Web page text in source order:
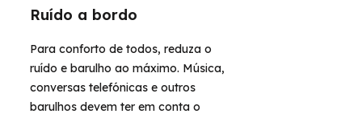
Ruído a bordo
Para conforto de todos, reduza o
ruído e barulho ao máximo. Música,
conversas telefónicas e outros
barulhos devem ter em conta o